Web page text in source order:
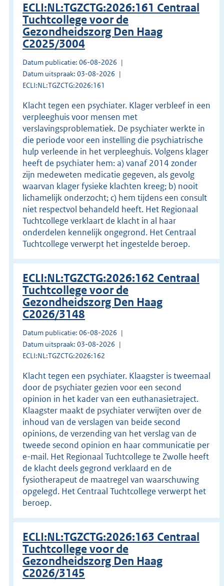
ECLI:NL:TGZCTG:2026:161 Centraal
Tuchtcollege voor de
Gezondheidszorg Den Haag
C2025/3004
Datum publicatie: 06-08-2026
Datum uitspraak: 03-08-2026
ECLI:NL:TGZCTG:2026:161
Klacht tegen een psychiater. Klager verbleef in een
verpleeghuis voor mensen met
verslavingsproblematiek. De psychiater werkte in
die periode voor een instelling die psychiatrische
hulp verleende in het verpleeghuis. Volgens klager
heeft de psychiater hem: a) vanaf 2014 zonder
zijn medeweten medicatie gegeven, als gevolg
waarvan klager fysieke klachten kreeg; b) nooit
lichamelijk onderzocht; c) hem tijdens een consult
niet respectvol behandeld heeft. Het Regionaal
Tuchtcollege verklaart de klacht in al haar
onderdelen kennelijk ongegrond. Het Centraal
Tuchtcollege verwerpt het ingestelde beroep.
ECLI:NL:TGZCTG:2026:162 Centraal
Tuchtcollege voor de
Gezondheidszorg Den Haag
C2026/3148
Datum publicatie: 06-08-2026
Datum uitspraak: 03-08-2026
ECLI:NL:TGZCTG:2026:162
Klacht tegen een psychiater. Klaagster is tweemaal
door de psychiater gezien voor een second
opinion in het kader van een euthanasietraject.
Klaagster maakt de psychiater verwijten over de
inhoud van de verslagen van beide second
opinions, de verzending van het verslag van de
tweede second opinion en haar communicatie per
e-mail. Het Regionaal Tuchtcollege te Zwolle heeft
de klacht deels gegrond verklaard en de
fysiotherapeut de maatregel van waarschuwing
opgelegd. Het Centraal Tuchtcollege verwerpt het
beroep.
ECLI:NL:TGZCTG:2026:163 Centraal
Tuchtcollege voor de
Gezondheidszorg Den Haag
C2026/3145